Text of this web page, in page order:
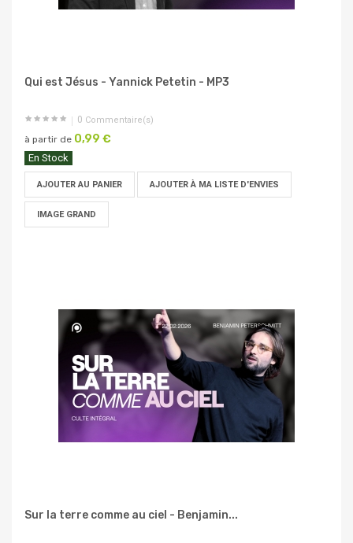
Qui est Jésus - Yannick Petetin - MP3
0 Commentaire(s)
à partir de 0,99 €
En Stock
AJOUTER AU PANIER AJOUTER À MA LISTE D'ENVIES
IMAGE GRAND
Sur la terre comme au ciel - Benjamin...